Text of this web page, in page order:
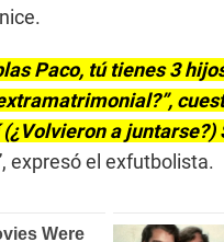
Paco, tú tienes 3
a juntarse?)
expresó el exfutbolista.